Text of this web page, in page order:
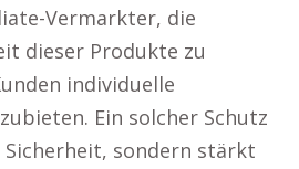
Vermarkter, die
dieser Produkte zu
individuelle
Ein solcher Schutz
sondern stärkt